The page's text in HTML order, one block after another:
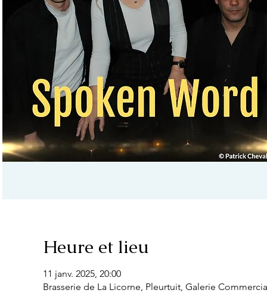
Heure et lieu
11 janv. 2025, 20:00
Brasserie de La Licorne, Pleurtuit, Galerie